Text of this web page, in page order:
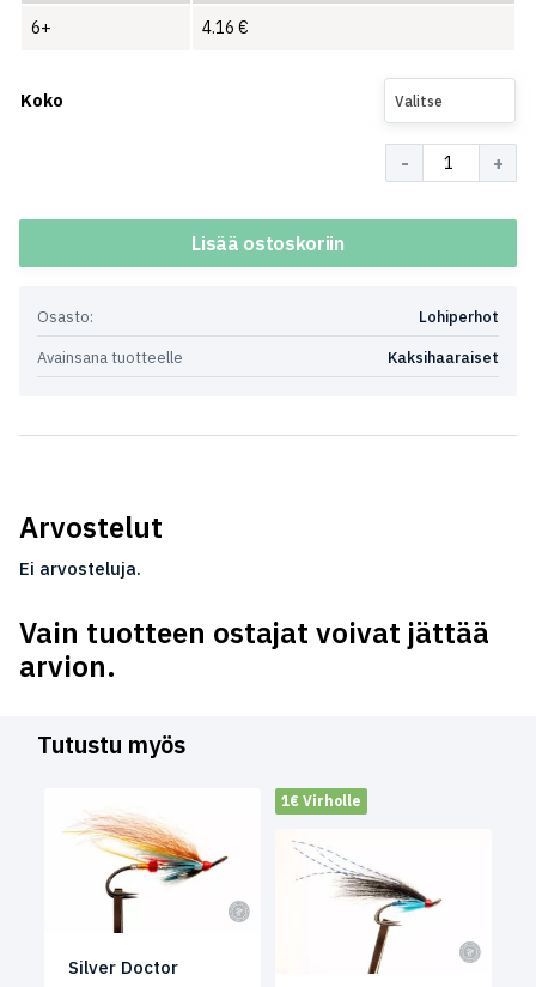
6+ 4.16 €
Koko Valitse
Lisää ostoskoriin
Osasto:
Lohiperhot
Avainsana tuotteelle
Kaksihaaraiset
Arvostelut
Ei arvosteluja.
Vain tuotteen ostajat voivat jättää
arvion.
Tutustu myös
Silver Doctor
1€ Virholle